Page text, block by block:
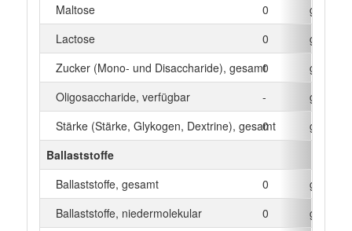
Maltose
0
g
Lactose
0
g
Zucker (Mono- und Disaccharide), gesamt0
g
Oligosaccharide, verfügbar
-
g
Stärke (Stärke, Glykogen, Dextrine), gesamt
0
g
Ballaststoffe
Ballaststoffe, gesamt
0
g
Ballaststoffe, niedermolekular
0
g